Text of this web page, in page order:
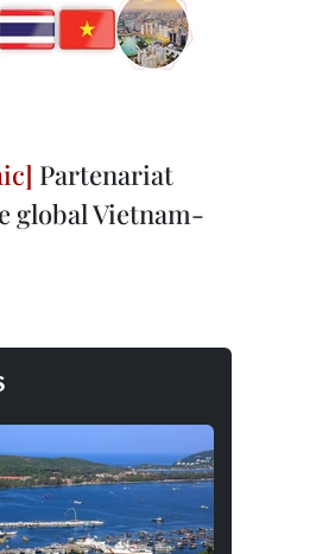
Partenariat
global Vietnam-